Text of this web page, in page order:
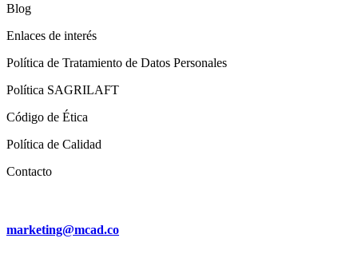
Blog
Enlaces de interés
Política de Tratamiento de Datos Personales
Política SAGRILAFT
Código de Ética
Política de Calidad
Contacto
marketing@mcad.co